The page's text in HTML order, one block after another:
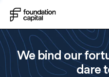
We bind our
dare